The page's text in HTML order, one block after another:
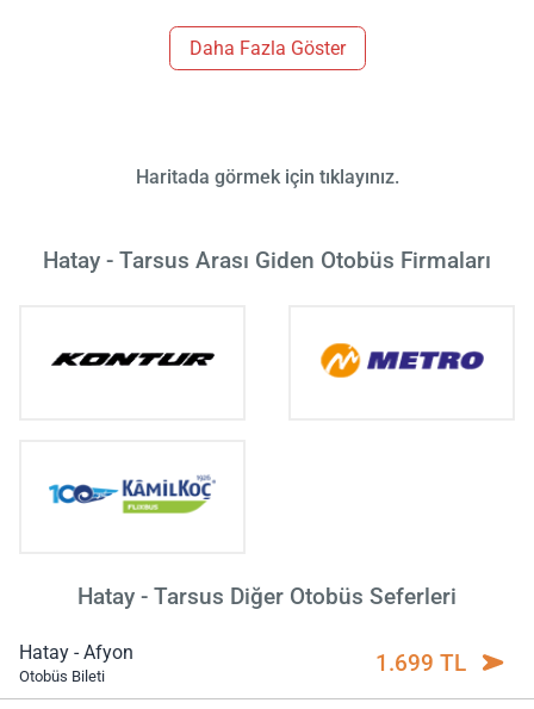
Daha Fazla Göster
Haritada görmek için tıklayınız.
Hatay - Tarsus Arası Giden Otobüs Firmaları
Hatay - Tarsus Diğer Otobüs Seferleri
Hatay - Afyon
Otobüs Bileti 1.699 TL